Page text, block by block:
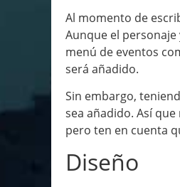
Al momento de
Aunque el
menú de eventos
será añadido.
Sin embargo,
sea añadido. Así
pero ten en cuenta
Diseño